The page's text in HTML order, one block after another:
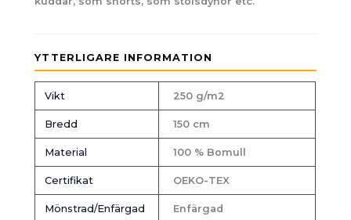
YTTERLIGARE INFORMATION
Vikt 250 g/m2
Bredd 150 cm
Material 100 % Bomull
Certifikat OEKO-TEX
Mönstrad/Enfärgad Enfärgad